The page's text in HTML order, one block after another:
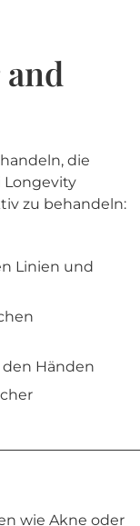
die
Longevity
zu behandeln:
Linien und
Händen
wie Akne oder